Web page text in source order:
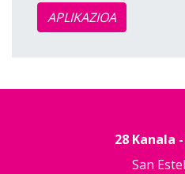
APLIKAZIOA
28 Kanala
San